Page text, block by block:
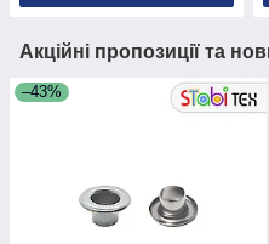
Акційні пропозиції та
–43%